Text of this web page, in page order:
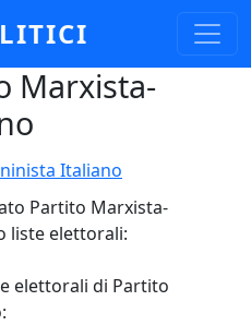
Marxista-
Italiano
Partito Marxista-
liste elettorali:
elettorali di Partito